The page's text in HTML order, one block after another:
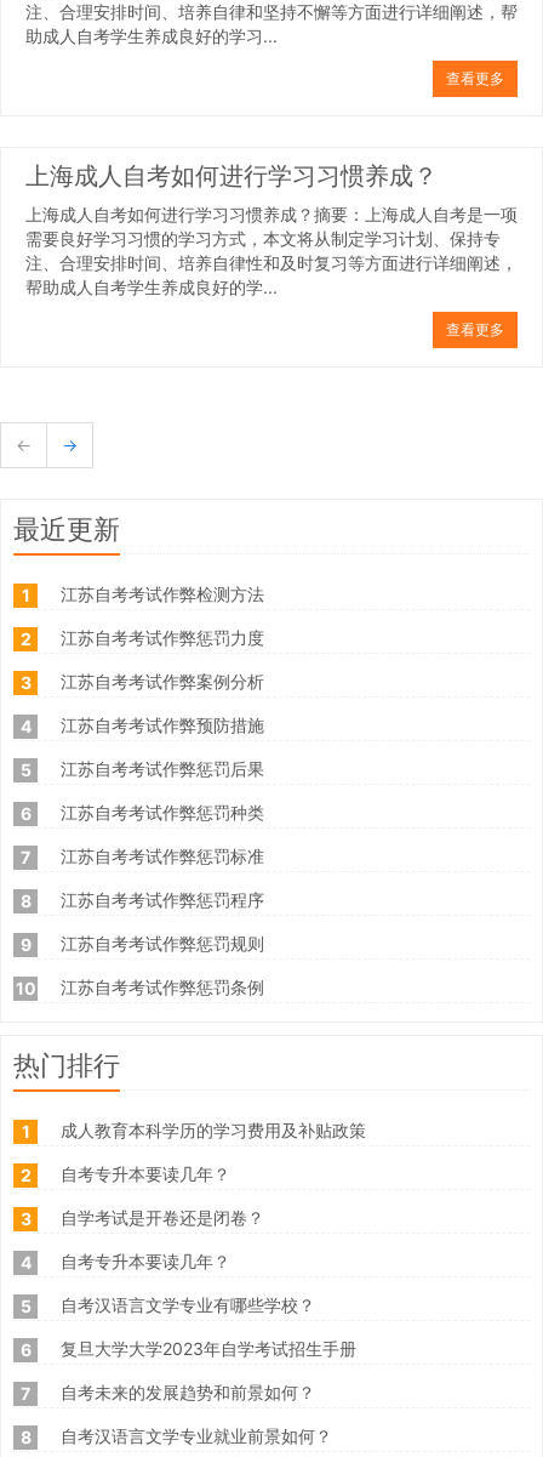
注、合理安排时间、培养自律和坚持不懈等方面进行详细阐述，帮
助成人自考学生养成良好的学习...
查看更多
上海成人自考如何进行学习习惯养成？
上海成人自考如何进行学习习惯养成？摘要：上海成人自考是一项
需要良好学习习惯的学习方式，本文将从制定学习计划、保持专
注、合理安排时间、培养自律性和及时复习等方面进行详细阐述，
帮助成人自考学生养成良好的学...
查看更多
← →
最近更新
1 江苏自考考试作弊检测方法
2 江苏自考考试作弊惩罚力度
3 江苏自考考试作弊案例分析
4 江苏自考考试作弊预防措施
5 江苏自考考试作弊惩罚后果
6 江苏自考考试作弊惩罚种类
7 江苏自考考试作弊惩罚标准
8 江苏自考考试作弊惩罚程序
9 江苏自考考试作弊惩罚规则
10 江苏自考考试作弊惩罚条例
热门排行
1 成人教育本科学历的学习费用及补贴政策
2 自考专升本要读几年？
3 自学考试是开卷还是闭卷？
4 自考专升本要读几年？
5 自考汉语言文学专业有哪些学校？
6 复旦大学大学2023年自学考试招生手册
7 自考未来的发展趋势和前景如何？
8 自考汉语言文学专业就业前景如何？